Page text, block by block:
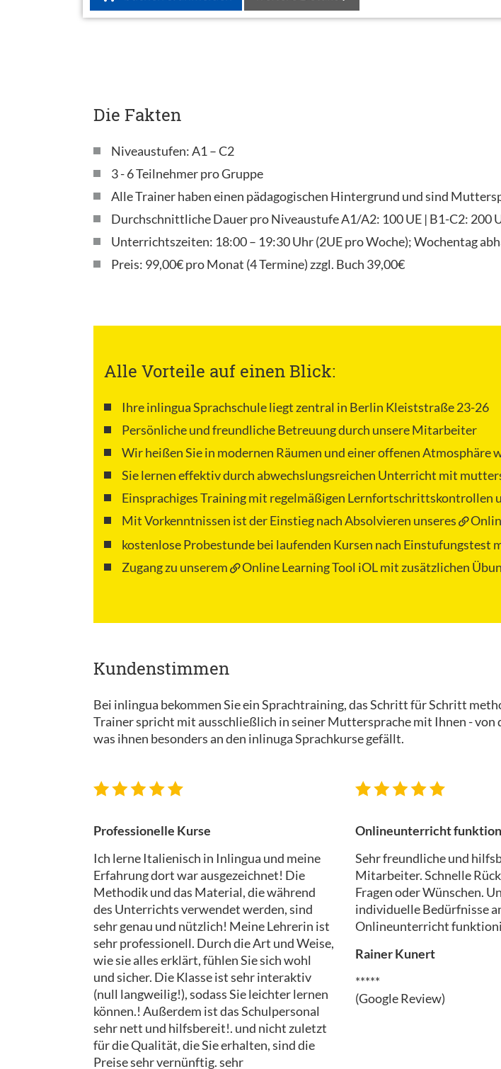
Die Fakten
Niveaustufen: A1 – C2
3 - 6 Teilnehmer pro Gruppe
Alle Trainer haben einen pädagogischen Hintergrund und sind
Durchschnittliche Dauer pro Niveaustufe A1/A2: 100 UE | B1-C2: 200
Unterrichtszeiten: 18:00 – 19:30 Uhr (2UE pro Woche); Wochentag
Preis: 99,00€ pro Monat (4 Termine) zzgl. Buch 39,00€
Alle Vorteile auf einen Blick:
Ihre inlingua Sprachschule liegt zentral in Berlin Kleiststraße 23-26
Persönliche und freundliche Betreuung durch unsere Mitarbeiter
Wir heißen Sie in modernen Räumen und einer offenen Atmosphäre
Sie lernen effektiv durch abwechslungsreichen Unterricht mit
Einsprachiges Training mit regelmäßigen Lernfortschrittskontrollen
Mit Vorkenntnissen ist der Einstieg nach Absolvieren unseres
kostenlose Probestunde bei laufenden Kursen nach Einstufungstest
Zugang zu unserem
Online Learning Tool iOLmit zusätzlichen
Kundenstimmen
Bei inlingua bekommen Sie ein Sprachtraining, das Schritt für Schritt
Trainer spricht mit ausschließlich in seiner Muttersprache mit Ihnen -
was ihnen besonders an den inlinuga Sprachkurse gefällt.
Professionelle Kurse
Ich lerne Italienisch in Inlingua und meine
Erfahrung dort war ausgezeichnet! Die
Methodik und das Material, die während
des Unterrichts verwendet werden, sind
sehr genau und nützlich! Meine Lehrerin ist
sehr professionell. Durch die Art und Weise,
wie sie alles erklärt, fühlen Sie sich wohl
und sicher. Die Klasse ist sehr interaktiv
(null langweilig!), sodass Sie leichter lernen
können.! Außerdem ist das Schulpersonal
sehr nett und hilfsbereit!. und nicht zuletzt
für die Qualität, die Sie erhalten, sind die
Preise sehr vernünftig. sehr
Onlineunterricht
Sehr freundliche und
Mitarbeiter. Schnelle
Fragen oder Wünschen.
individuelle Bedürfnisse
Onlineunterricht
Rainer Kunert
*****
(Google Review)